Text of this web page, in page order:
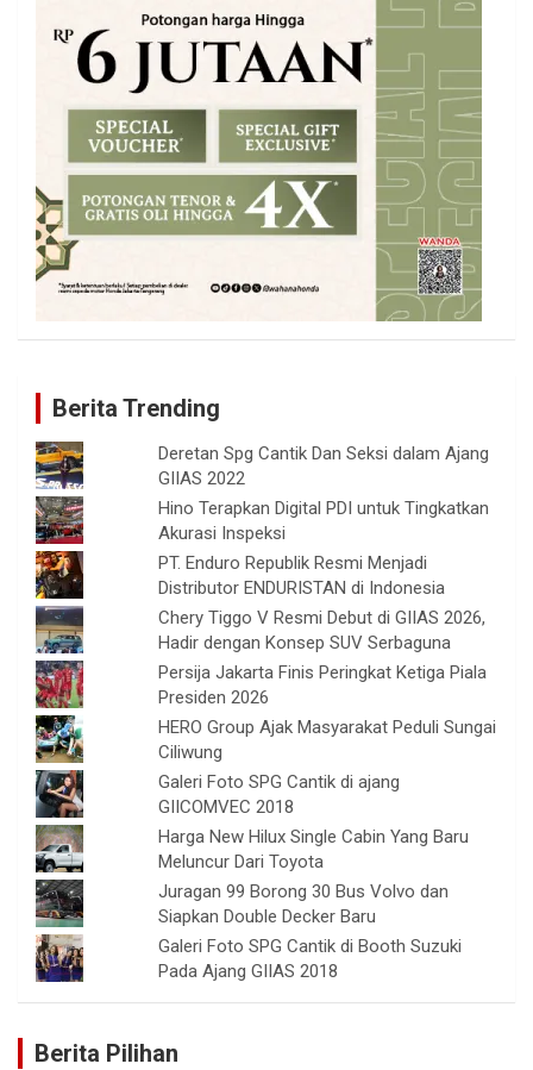
Berita Trending
Deretan Spg Cantik Dan Seksi dalam Ajang
GIIAS 2022
Hino Terapkan Digital PDI untuk Tingkatkan
Akurasi Inspeksi
PT. Enduro Republik Resmi Menjadi
Distributor ENDURISTAN di Indonesia
Chery Tiggo V Resmi Debut di GIIAS 2026,
Hadir dengan Konsep SUV Serbaguna
Persija Jakarta Finis Peringkat Ketiga Piala
Presiden 2026
HERO Group Ajak Masyarakat Peduli Sungai
Ciliwung
Galeri Foto SPG Cantik di ajang
GIICOMVEC 2018
Harga New Hilux Single Cabin Yang Baru
Meluncur Dari Toyota
Juragan 99 Borong 30 Bus Volvo dan
Siapkan Double Decker Baru
Galeri Foto SPG Cantik di Booth Suzuki
Pada Ajang GIIAS 2018
Berita Pilihan